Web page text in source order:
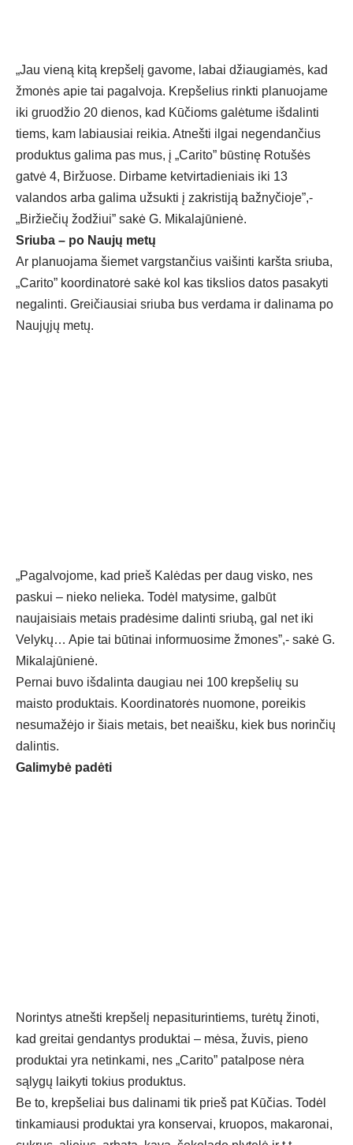
„Jau vieną kitą krepšelį gavome, labai džiaugiamės, kad
žmonės apie tai pagalvoja. Krepšelius rinkti planuojame
iki gruodžio 20 dienos, kad Kūčioms galėtume išdalinti
tiems, kam labiausiai reikia. Atnešti ilgai negendančius
produktus galima pas mus, į „Carito” būstinę Rotušės
gatvė 4, Biržuose. Dirbame ketvirtadieniais iki 13
valandos arba galima užsukti į zakristiją bažnyčioje”,-
„Biržiečių žodžiui” sakė G. Mikalajūnienė.
Sriuba – po Naujų metų
Ar planuojama šiemet vargstančius vaišinti karšta sriuba,
„Carito” koordinatorė sakė kol kas tikslios datos pasakyti
negalinti. Greičiausiai sriuba bus verdama ir dalinama po
Naujųjų metų.
„Pagalvojome, kad prieš Kalėdas per daug visko, nes
paskui – nieko nelieka. Todėl matysime, galbūt
naujaisiais metais pradėsime dalinti sriubą, gal net iki
Velykų… Apie tai būtinai informuosime žmones”,- sakė G.
Mikalajūnienė.
Pernai buvo išdalinta daugiau nei 100 krepšelių su
maisto produktais. Koordinatorės nuomone, poreikis
nesumažėjo ir šiais metais, bet neaišku, kiek bus norinčių
dalintis.
Galimybė padėti
Norintys atnešti krepšelį nepasiturintiems, turėtų žinoti,
kad greitai gendantys produktai – mėsa, žuvis, pieno
produktai yra netinkami, nes „Carito” patalpose nėra
sąlygų laikyti tokius produktus.
Be to, krepšeliai bus dalinami tik prieš pat Kūčias. Todėl
tinkamiausi produktai yra konservai, kruopos, makaronai,